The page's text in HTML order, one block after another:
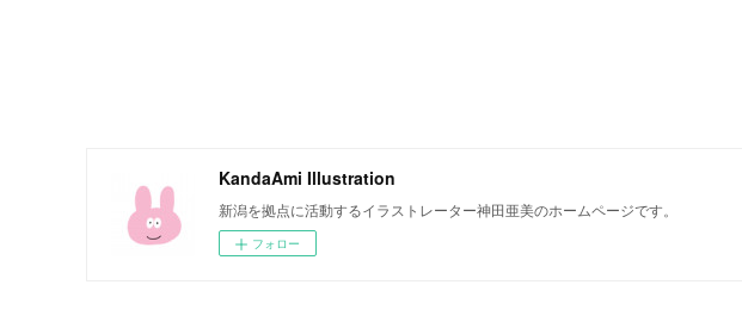
KandaAmi Illustration
新潟を拠点に活動するイラストレーター神田亜美のホームページです。
フォロー